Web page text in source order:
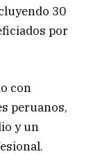
30
por
con
peruanos,
y un